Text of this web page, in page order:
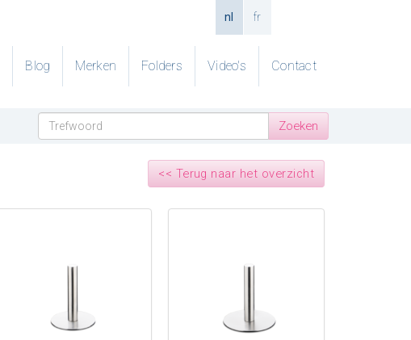
nl fr
Blog Merken Folders Video's Contact
<< Terug naar het overzicht